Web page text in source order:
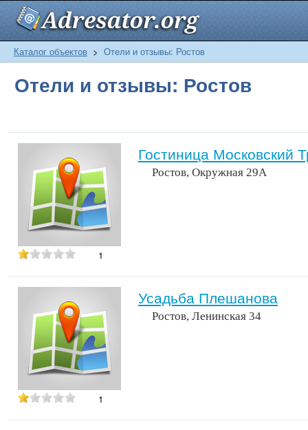
Каталог объектов > Отели и отзывы: Ростов
Отели и отзывы: Ростов
1
Гостиница Московский
Ростов, Окружная 29А
1
Усадьба Плешанова
Ростов, Ленинская 34